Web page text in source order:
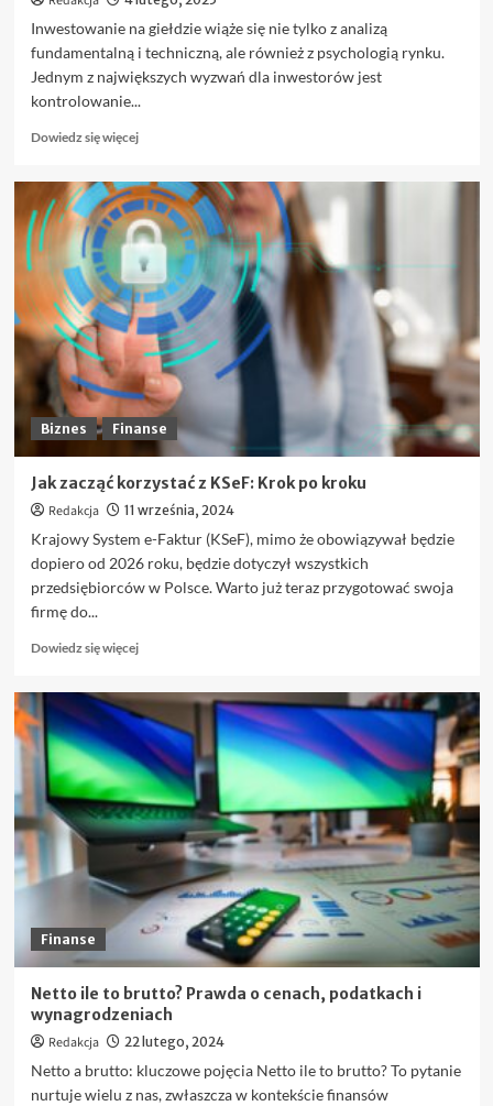
Inwestowanie na giełdzie wiąże się nie tylko z analizą
fundamentalną i techniczną, ale również z psychologią rynku.
Jednym z największych wyzwań dla inwestorów jest
kontrolowanie...
Dowiedz się więcejDowiedz
o
FOMO
i
panika
na
giełdzie
–
jak
dać
się
ponieść
emocjom?
Biznes Finanse
Jak zacząć korzystać z KSeF: Krok po kroku
Redakcja 11 września, 2024
Krajowy System e-Faktur (KSeF), mimo że obowiązywał będzie
dopiero od 2026 roku, będzie dotyczył wszystkich
przedsiębiorców w Polsce. Warto już teraz przygotować swoja
firmę do...
Dowiedz się więcejDowiedz
Jak
zacząć
korzystać
z
KSeF:
Krok
po
Finanse
Netto ile to brutto? Prawda o cenach, podatkach i
wynagrodzeniach
Redakcja 22 lutego, 2024
Netto a brutto: kluczowe pojęcia Netto ile to brutto? To pytanie
nurtuje wielu z nas, zwłaszcza w kontekście finansów